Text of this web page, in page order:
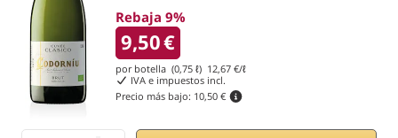
Rebaja 9%
9,50€
por botella (0,75 ℓ) 12,67 €/ℓ
IVA e impuestos incl.
Precio más bajo: 10,50 €